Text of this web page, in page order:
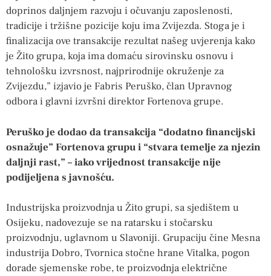
doprinos daljnjem razvoju i očuvanju zaposlenosti,
tradicije i tržišne pozicije koju ima Zvijezda. Stoga je i
finalizacija ove transakcije rezultat našeg uvjerenja kako
je Žito grupa, koja ima domaću sirovinsku osnovu i
tehnološku izvrsnost, najprirodnije okruženje za
Zvijezdu,” izjavio je Fabris Peruško, član Upravnog
odbora i glavni izvršni direktor Fortenova grupe.
Peruško je dodao da transakcija “dodatno financijski
osnažuje” Fortenova grupu i “stvara temelje za njezin
daljnji rast,” – iako vrijednost transakcije nije
podijeljena s javnošću.
Industrijska proizvodnja u Žito grupi, sa sjedištem u
Osijeku, nadovezuje se na ratarsku i stočarsku
proizvodnju, uglavnom u Slavoniji. Grupaciju čine Mesna
industrija Dobro, Tvornica stočne hrane Vitalka, pogon
dorade sjemenske robe, te proizvodnja električne